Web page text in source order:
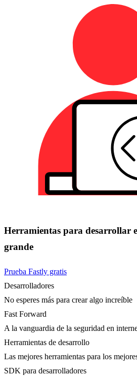
Herramientas para desarrollar
grande
Prueba Fastly gratis
Desarrolladores
No esperes más para crear algo increíble
Fast Forward
A la vanguardia de la seguridad en
Herramientas de desarrollo
Las mejores herramientas para los
SDK para desarrolladores